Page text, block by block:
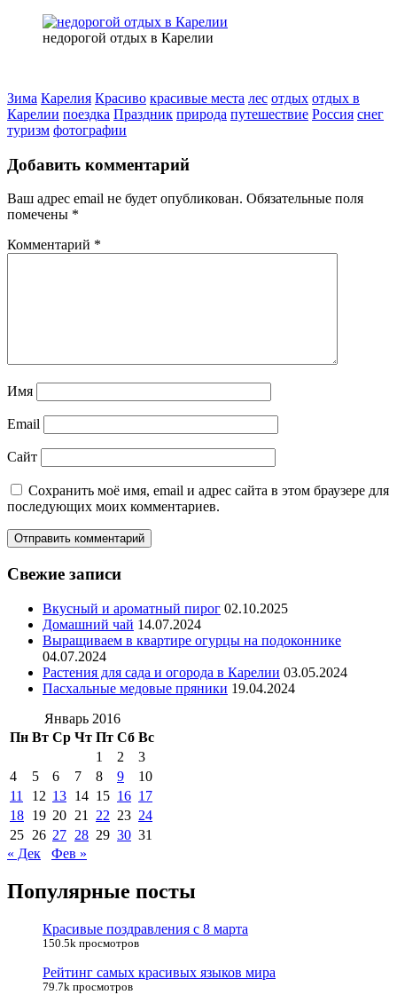
недорогой отдых в Карелии
Зима Карелия Красиво красивые места лес отдых отдых в
Карелии поездка Праздник природа путешествие Россия снег
туризм фотографии
Добавить комментарий
Ваш адрес email не будет опубликован. Обязательные поля
помечены *
Комментарий *
Имя
Email
Сайт
Сохранить моё имя, email и адрес сайта в этом браузере для
последующих моих комментариев.
Свежие записи
Вкусный и ароматный пирог 02.10.2025
Домашний чай 14.07.2024
Выращиваем в квартире огурцы на подоконнике
04.07.2024
Растения для сада и огорода в Карелии 03.05.2024
Пасхальные медовые пряники 19.04.2024
Январь 2016
Пн Вт Ср Чт Пт Сб Вс
1
2
3
4
5 6 7 8 9
10
11
12 13 14 15 16 17
18 19 20 21 22 23 24
25 26 27 28 29 30 31
« Дек
Фев »
Популярные посты
Красивые поздравления с 8 марта
150.5k просмотров
Рейтинг самых красивых языков мира
79.7k просмотров